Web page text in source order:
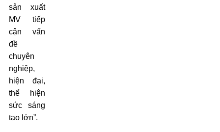
sản xuất
MV tiếp
cận vấn
đề
chuyên
nghiệp,
hiện đại,
thể hiện
sức sáng
tạo lớn”.